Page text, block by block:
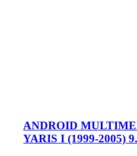
ANDROID
YARIS I (1999-2005)